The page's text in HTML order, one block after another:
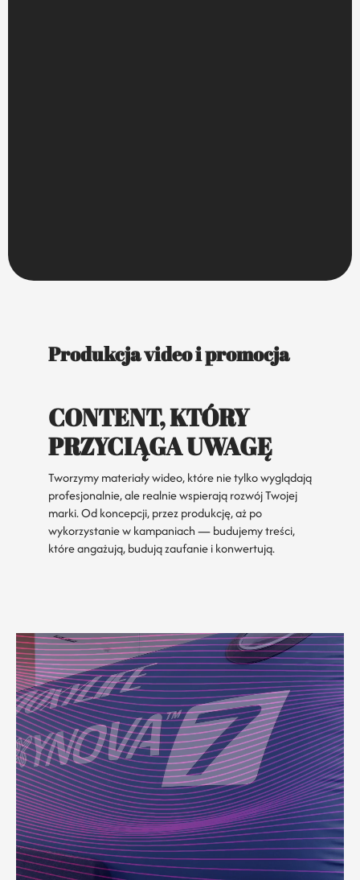
Produkcja video i promocja
CONTENT, KTÓRY
PRZYCIĄGA UWAGĘ
Tworzymy materiały wideo, które nie tylko wyglądają
profesjonalnie, ale realnie wspierają rozwój Twojej
marki. Od koncepcji, przez produkcję, aż po
wykorzystanie w kampaniach — budujemy treści,
które angażują, budują zaufanie i konwertują.